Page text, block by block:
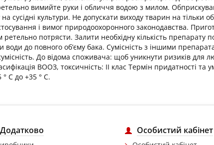
вимийте руки і обличчя водою з милом.
сусідні культури. Не допускати виходу тварин на тільки
і вимог природоохоронного законодавства.
потрясти. Залити необхідну кількість препарату
до повного об’єму бака. Сумісність з іншими
До відома споживача: щоб уникнути ризиків для
ВООЗ, токсичність: II клас Термін придатності та
° С до +35 ° С.
Додатково Особистий кабінет